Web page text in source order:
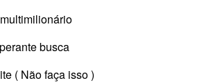
busca
( Não faça isso )